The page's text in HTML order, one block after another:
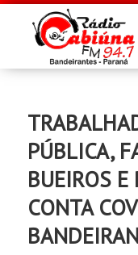
PÚBLICA,
BUEIROS E
CONTA